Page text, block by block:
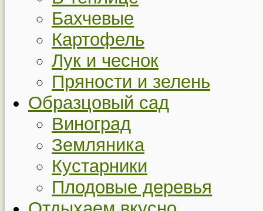
Бахчевые
Картофель
Лук и чеснок
Пряности и зелень
Образцовый сад
Виноград
Земляника
Кустарники
Плодовые деревья